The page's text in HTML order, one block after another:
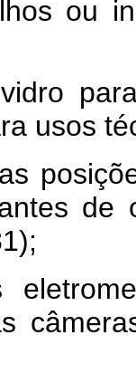
ou
usos
de